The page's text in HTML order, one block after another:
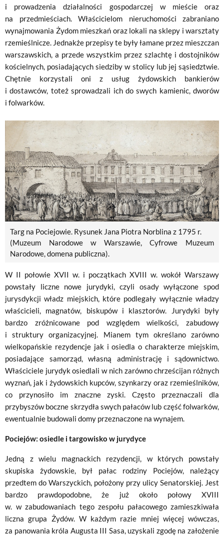
i prowadzenia działalności gospodarczej w mieście oraz
na przedmieściach. Właścicielom nieruchomości zabraniano
wynajmowania Żydom mieszkań oraz lokali na sklepy i warsztaty
rzemieślnicze. Jednakże przepisy te były łamane przez mieszczan
warszawskich, a przede wszystkim przez szlachtę i dostojników
kościelnych, posiadających siedziby w stolicy lub jej sąsiedztwie.
Chętnie korzystali oni z usług żydowskich bankierów
i dostawców, toteż sprowadzali ich do swych kamienic, dworów
i folwarków.
Targ na Pociejowie. Rysunek Jana Piotra Norblina z 1795 r.
(Muzeum Narodowe w Warszawie, Cyfrowe Muzeum
Narodowe, domena publiczna).
W II połowie XVII w. i początkach XVIII w. wokół Warszawy
powstały liczne nowe jurydyki, czyli osady wyłączone spod
jurysdykcji władz miejskich, które podlegały wyłącznie władzy
właścicieli, magnatów, biskupów i klasztorów. Jurydyki były
bardzo zróżnicowane pod względem wielkości, zabudowy
i struktury organizacyjnej. Mianem tym określano zarówno
wielkopańskie rezydencje jak i osiedla o charakterze miejskim,
posiadające samorząd, własną administrację i sądownictwo.
Właściciele jurydyk osiedlali w nich zarówno chrześcijan różnych
wyznań, jak i żydowskich kupców, szynkarzy oraz rzemieślników,
co przynosiło im znaczne zyski. Często przeznaczali dla
przybyszów boczne skrzydła swych pałaców lub część folwarków,
ewentualnie budowali domy przeznaczone na wynajem.
Pociejów: osiedle i targowisko w jurydyce
Jedną z wielu magnackich rezydencji, w których powstały
skupiska żydowskie, był pałac rodziny Pociejów, należący
przedtem do Warszyckich, położony przy ulicy Senatorskiej. Jest
bardzo prawdopodobne, że już około połowy XVIII
w. w zabudowaniach tego zespołu pałacowego zamieszkiwała
liczna grupa Żydów. W każdym razie mniej więcej wówczas,
za panowania króla Augusta III Sasa, uzyskali zgodę na założenie